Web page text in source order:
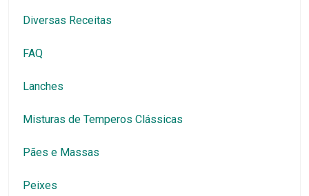
Diversas Receitas
FAQ
Lanches
Misturas de Temperos Clássicas
Pães e Massas
Peixes